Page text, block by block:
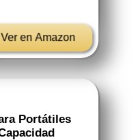
Ver en Amazon
Portátiles